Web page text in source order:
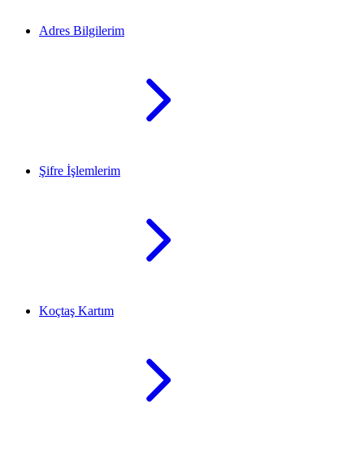
Adres Bilgilerim
Şifre İşlemlerim
Koçtaş Kartım